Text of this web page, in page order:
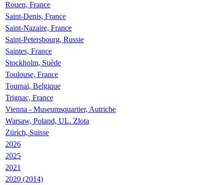
Rouen, France
Saint-Denis, France
Saint-Nazaire, France
Saint-Petersbourg, Russie
Saintes, France
Stockholm, Suède
Toulouse, France
Tournai, Belgique
Trignac, France
Vienna - Museumsquartier, Autriche
Warsaw, Poland, UL. Zlota
Zürich, Suisse
2026
2025
2021
2020 (2014)